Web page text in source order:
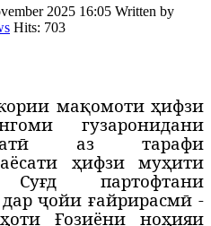
2025 16:05 Written by
Hits: 703
мақомоти ҳифзи
гузаронидани
аз тарафи
ҳифзи муҳити
Суғд
партофтани
ҷойи ғайрирасмӣ -
Ғозиёни ноҳияи